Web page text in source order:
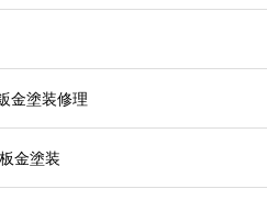
金塗装修理
金塗装